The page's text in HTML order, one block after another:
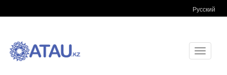
Русский
Toggle